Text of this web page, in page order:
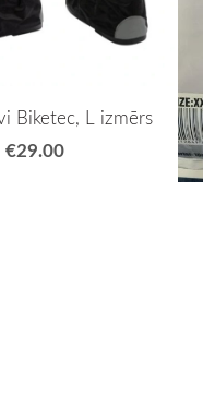
Biketec, L izmērs
€29.00